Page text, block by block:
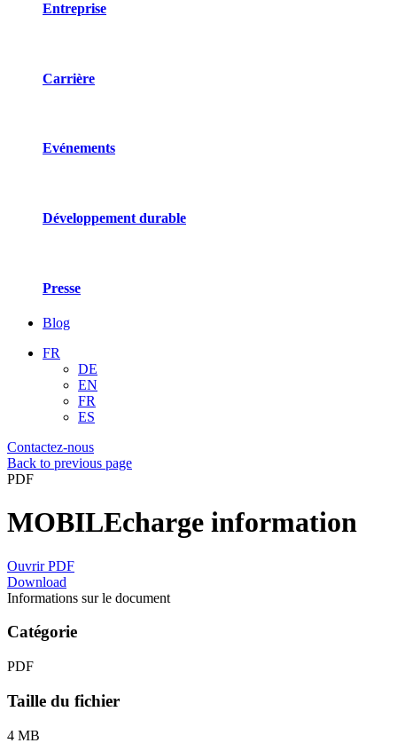
Entreprise
Carrière
Evénements
Développement durable
Presse
Blog
FR
DE
EN
FR
ES
Contactez-nous
Back to previous page
PDF
MOBILEcharge information
Ouvrir PDF
Download
Informations sur le document
Catégorie
PDF
Taille du fichier
4 MB